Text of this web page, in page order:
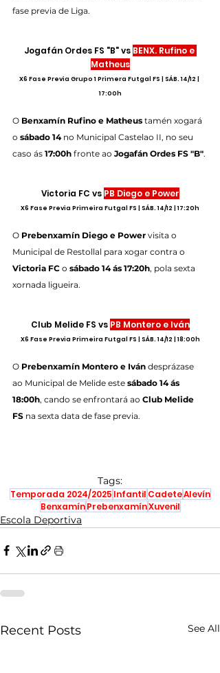
fase previa de Liga.
Jogafán Ordes FS "B" vs BENX. Rufino e
Matheus
X6 Fase Previa Grupo 1 Primera Futgal FS | SÁB. 14/12 |
17:00h
O Benxamín Rufino e Matheus tamén xogará
o sábado 14 no Municipal Castelao II, no seu
caso ás 17:00h fronte ao Jogafán Ordes FS "B".
Victoria FC vs PB Diego e Power
X6 Fase Previa Primeira Futgal FS | SÁB. 14/12 | 17:20h
O Prebenxamín Diego e Power visita o
Municipal de Restollal para xogar contra o
Victoria FC o sábado 14 ás 17:20h, pola sexta
xornada ligueira.
Club Melide FS vs PB Montero e Iván
X6 Fase Previa Primeira Futgal FS | SÁB. 14/12 | 18:00h
O Prebenxamín Montero e Iván desprázase
ao Municipal de Melide este sábado 14 ás
18:00h, cando se enfrontará ao Club Melide
FS na sexta data de fase previa.
Tags:
Temporada 2024/2025 Infantil CadeteAlevín
Benxamín PrebenxamínXuvenil
Escola Deportiva
Recent Posts See All